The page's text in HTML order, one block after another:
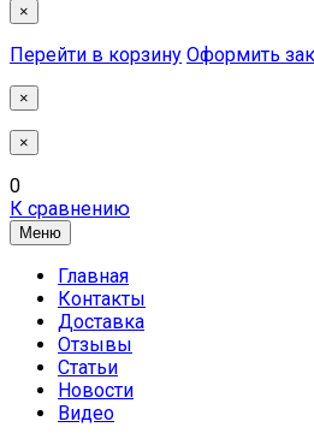
×
Перейти в корзину Оформить
×
×
0
К сравнению
Меню
Главная
Контакты
Доставка
Отзывы
Статьи
Новости
Видео